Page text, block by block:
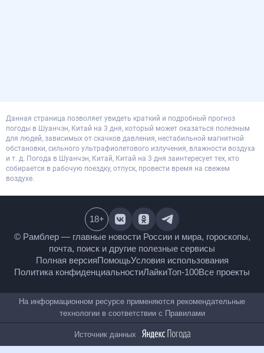
Данная страница позволяет увидеть краткий и подробный прогноз
погоды в Шуанчэн, Китай на 3 дня, который может оказаться полезным
для людей, зависимых от скачков давления, нестабильной магнитной
обстановки, сильного ультрафиолетового излучения, влажности воздуха
и т. д. Погода в Шуанчэн, Китай, Китай на 3 дня заинтересует тех, кто
собирается в рабочую поездку, отпуск, провести время на свежем
воздухе.
© Рамблер — главные новости России и мира,
гороскопы, почта, поиск и другие полезные сервисы
Полная версияПомощьУсловия использования
Политика конфиденциальностиЛайкиТоп-100
18+
На информационном ресурсе применяются
рекомендательные технологии в соответствии сПравилами
Источник данных